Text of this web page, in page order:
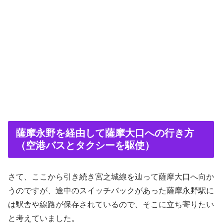
薩摩永野を経由して薩摩大口への行き方
（空港バスとタクシーを駆使）
さて、ここから引き続き宮之城線を辿って薩摩大口へ向か
うのですが、途中のスイッチバックがあった薩摩永野駅に
は駅舎や線路が保存されているので、そこに立ち寄りたい
と考えていました。